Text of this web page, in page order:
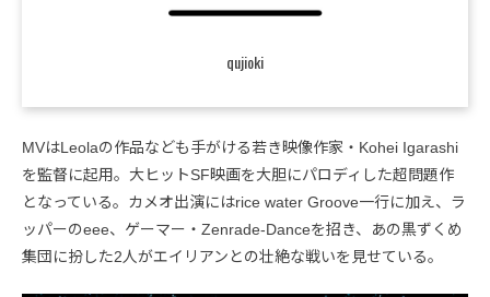
qujioki
MVはLeolaの作品なども手がける若き映像作家・Kohei Igarashi
を監督に起用。大ヒットSF映画を大胆にパロディした超問題作
となっている。カメオ出演にはrice water Groove一行に加え、ラ
ッパーのeee、ゲーマー・Zenrade-Danceを招き、あの黒ずくめ
集団に扮した2人がエイリアンとの壮絶な戦いを見せている。